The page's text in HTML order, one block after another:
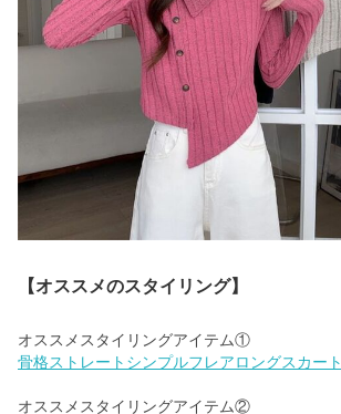
【オススメのスタイリング】
骨格ストレートシンプルフレアロングスカート